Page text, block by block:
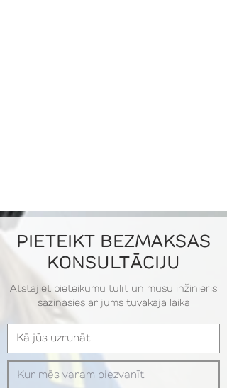
PIETEIKT BEZMAKSAS
KONSULTĀCIJU
Atstājiet pieteikumu tūlīt un mūsu inžinieris
sazināsies ar jums tuvākajā laikā